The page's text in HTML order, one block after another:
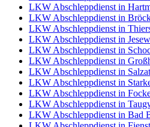
LKW Abschleppdienst in
LKW Abschleppdienst in
LKW Abschleppdienst in
LKW Abschleppdienst in
LKW Abschleppdienst in
LKW Abschleppdienst in
LKW Abschleppdienst in
LKW Abschleppdienst in
LKW Abschleppdienst in
LKW Abschleppdienst in
LKW Abschleppdienst in Bad